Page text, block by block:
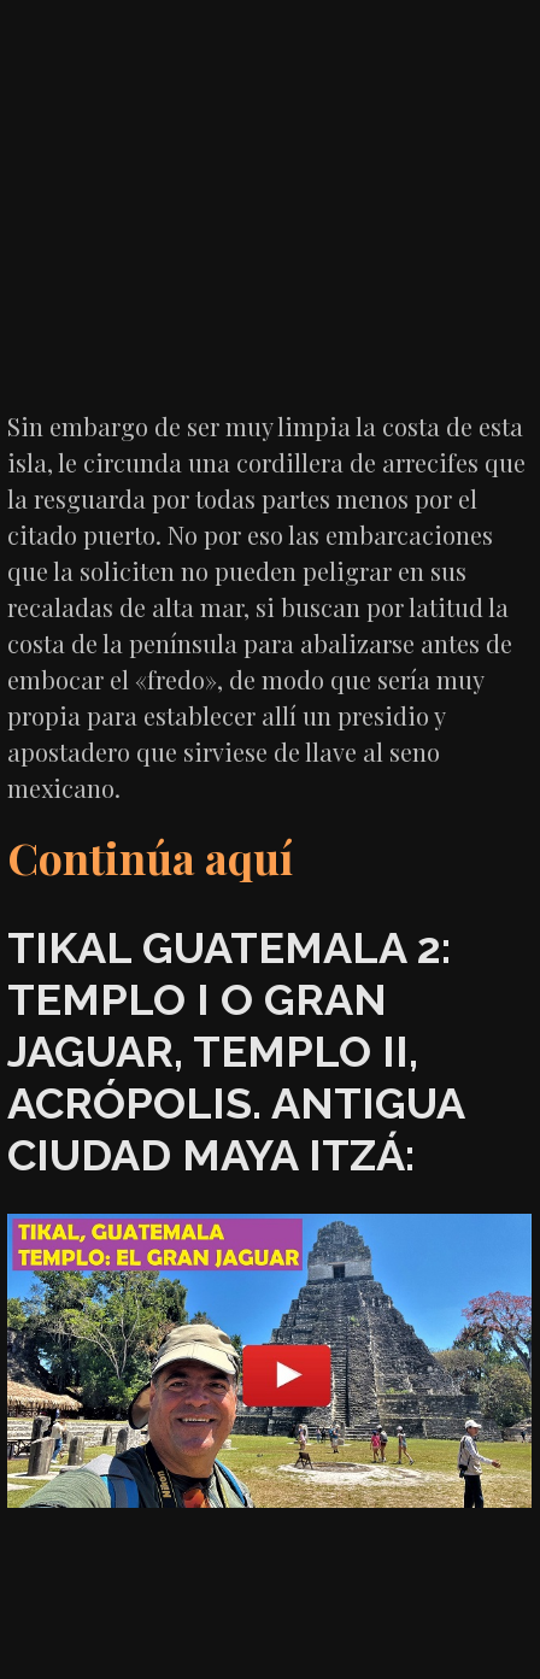
Sin embargo de ser muy limpia la costa de esta
isla, le circunda una cordillera de arrecifes que
la resguarda por todas partes menos por el
citado puerto. No por eso las embarcaciones
que la soliciten no pueden peligrar en sus
recaladas de alta mar, si buscan por latitud la
costa de la península para abalizarse antes de
embocar el «fredo», de modo que sería muy
propia para establecer allí un presidio y
apostadero que sirviese de llave al seno
mexicano.
Continúa aquí
TIKAL GUATEMALA 2:
TEMPLO I O GRAN
JAGUAR, TEMPLO II,
ACRÓPOLIS. ANTIGUA
CIUDAD MAYA ITZÁ: